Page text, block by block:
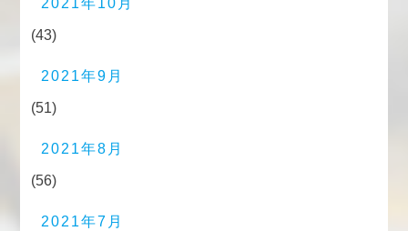
2021年10月
(43)
2021年9月
(51)
2021年8月
(56)
2021年7月